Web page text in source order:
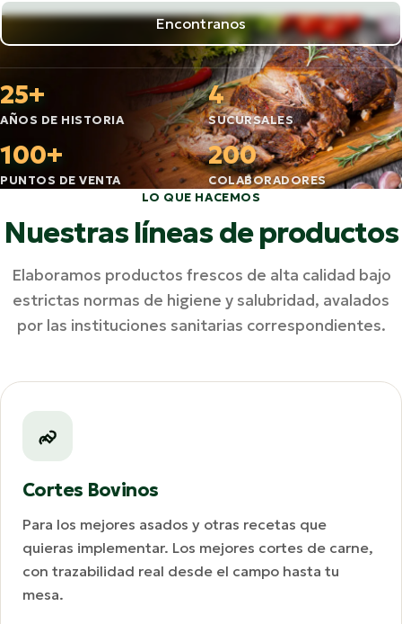
Encontranos
25+
AÑOS DE HISTORIA
4
SUCURSALES
100+
PUNTOS DE VENTA
200
COLABORADORES
LO QUE HACEMOS
Nuestras líneas de productos
Elaboramos productos frescos de alta calidad bajo
estrictas normas de higiene y salubridad, avalados
por las instituciones sanitarias correspondientes.
Cortes Bovinos
Para los mejores asados y otras recetas que
quieras implementar. Los mejores cortes de carne,
con trazabilidad real desde el campo hasta tu
mesa.